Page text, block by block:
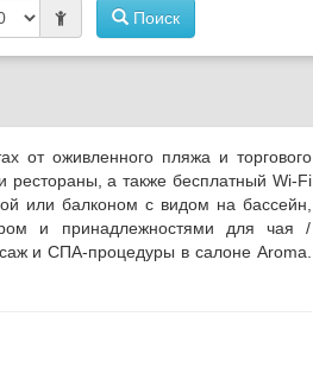
Поиск
от оживленного пляжа и торгового
а также бесплатный Wi-Fi
или балконом с видом на бассейн,
и принадлежностями для чая /
и СПА-процедуры в салоне Aroma.